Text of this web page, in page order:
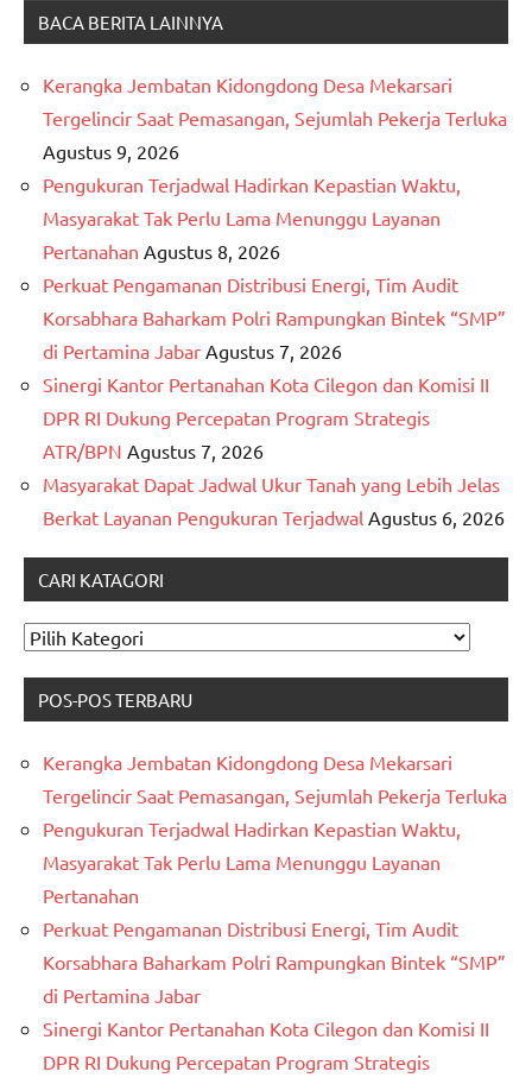
BACA BERITA LAINNYA
Kerangka Jembatan Kidongdong Desa Mekarsari
Tergelincir Saat Pemasangan, Sejumlah Pekerja Terluka
Agustus 9, 2026
Pengukuran Terjadwal Hadirkan Kepastian Waktu,
Masyarakat Tak Perlu Lama Menunggu Layanan
Pertanahan Agustus 8, 2026
Perkuat Pengamanan Distribusi Energi, Tim Audit
Korsabhara Baharkam Polri Rampungkan Bintek “SMP”
di Pertamina Jabar Agustus 7, 2026
Sinergi Kantor Pertanahan Kota Cilegon dan Komisi II
DPR RI Dukung Percepatan Program Strategis
ATR/BPN Agustus 7, 2026
Masyarakat Dapat Jadwal Ukur Tanah yang Lebih Jelas
Berkat Layanan Pengukuran Terjadwal Agustus 6, 2026
CARI KATAGORI
CARI
POS-POS TERBARU
Kerangka Jembatan Kidongdong Desa Mekarsari
Tergelincir Saat Pemasangan, Sejumlah Pekerja Terluka
Pengukuran Terjadwal Hadirkan Kepastian Waktu,
Masyarakat Tak Perlu Lama Menunggu Layanan
Pertanahan
Perkuat Pengamanan Distribusi Energi, Tim Audit
Korsabhara Baharkam Polri Rampungkan Bintek “SMP”
di Pertamina Jabar
Sinergi Kantor Pertanahan Kota Cilegon dan Komisi II
DPR RI Dukung Percepatan Program Strategis